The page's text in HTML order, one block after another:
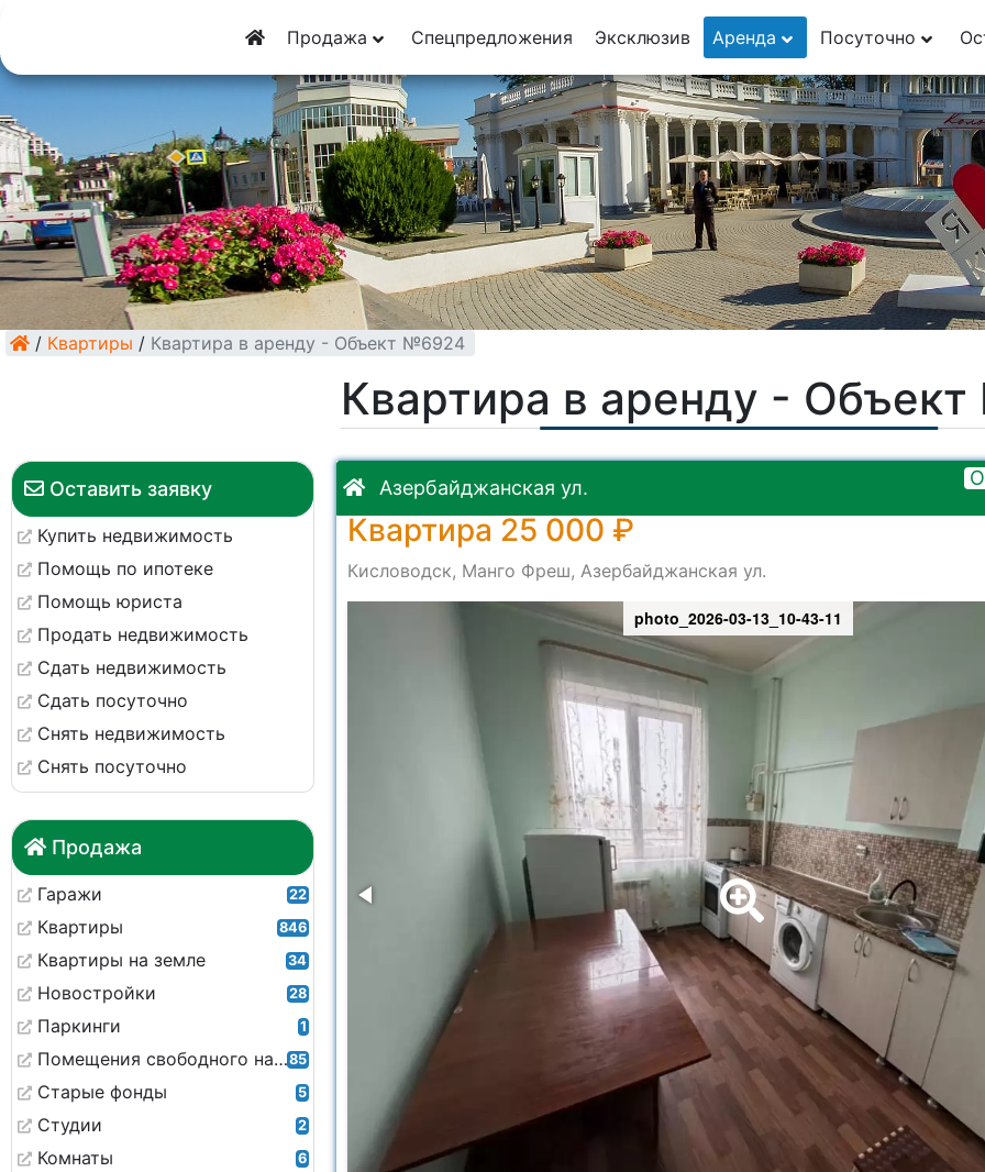
8 (928) 3054-111
Продажа Спецпредложения Эксклюзив Аренда Посуточно
/ Квартиры / Квартира в аренду - Объект №6924
Квартира в аренду -
Оставить заявку
Купить недвижимость
Помощь по ипотеке
Помощь юриста
Продать недвижимость
Сдать недвижимость
Сдать посуточно
Снять недвижимость
Снять посуточно
Продажа
Гаражи 22
Квартиры 846
Квартиры на земле 34
Новостройки 28
Паркинги 1
Помещения свободного назначения85
Старые фонды 5
Студии 2
Комнаты 6
Азербайджанская ул.
Квартира 25 000 ₽
Кисловодск, Манго Фреш, Азербайджанская ул.
photo_2026-03-13_10-43-11